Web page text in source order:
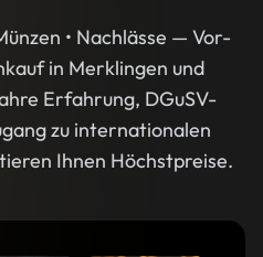
• Nachlässe — Vor-
in Merklingen und
Erfahrung, DGuSV-
zu internationalen
Ihnen Höchstpreise.